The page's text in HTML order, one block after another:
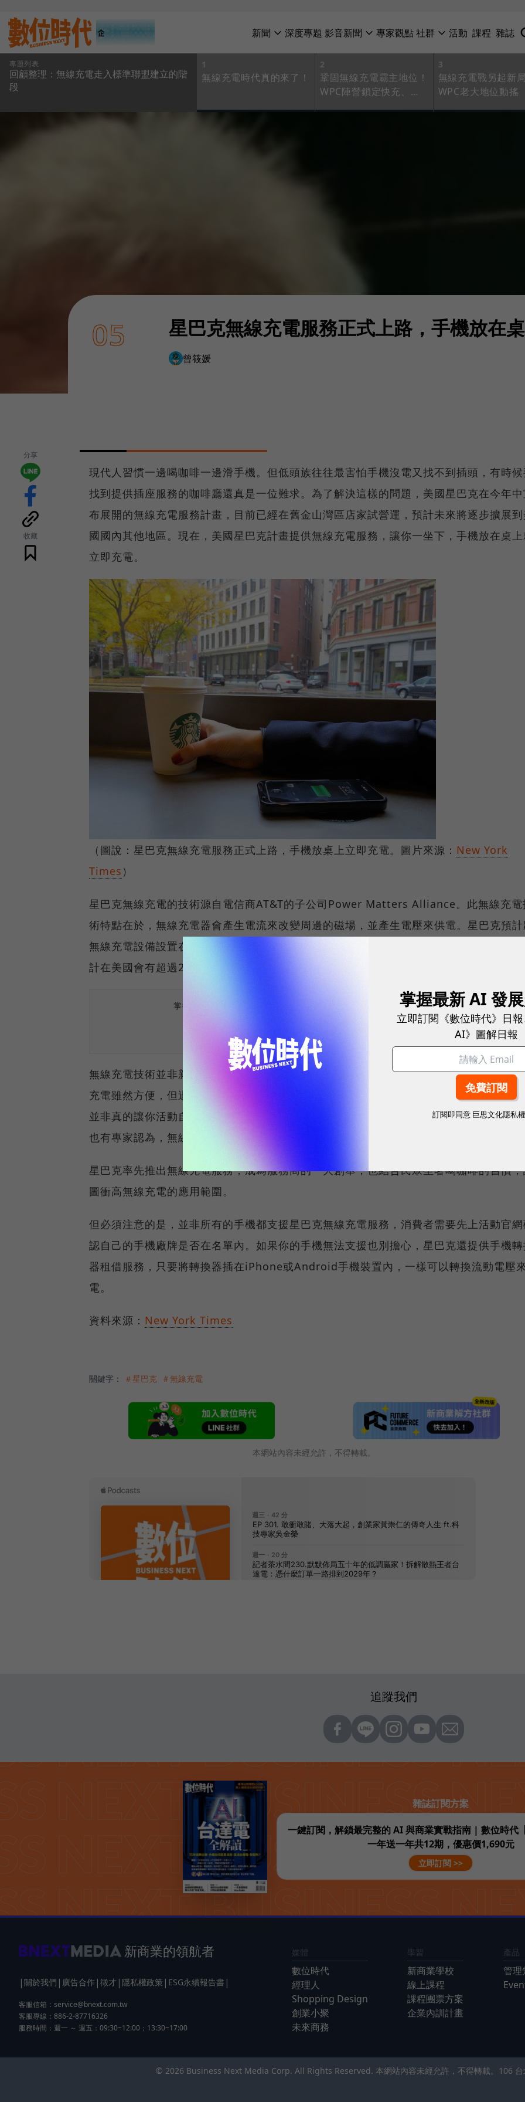
新聞 深度專題 影音新聞 專家觀點社群 活動 課程 雜誌
專題列表
回顧整理：無線充電走入標準聯盟建立的階
段
1
無線充電時代真的來了！
2
鞏固無線充電霸主地位！
WPC陣營鎖定快充、磁
3
無線充電戰另起新
WPC老大地位動搖
05 星巴克無線充電服務正式上路，手機放在
曾筱媛
分享
收藏
現代人習慣一邊喝咖啡一邊滑手機。但低頭族往往最害怕手機沒電又找不到插頭，有時
找到提供插座服務的咖啡廳還真是一位難求。為了解決這樣的問題，美國星巴克在今年
布展開的無線充電服務計畫，目前已經在舊金山灣區店家試營運，預計未來將逐步擴展
國國內其他地區。現在，美國星巴克計畫提供無線充電服務，讓你一坐下，手機放在桌
立即充電。
（圖說：星巴克無線充電服務正式上路，手機放桌上立即充電。圖片來源： New York
Times ）
星巴克無線充電的技術源自電信商AT&T的子公司Power Matters Alliance。此無線充電
術特點在於，無線充電器會產生電流來改變周邊的磁場，並產生電壓來供電。星巴克預
無線充電設備設置在桌面或吧臺上，讓使用者一坐下將手機放在桌面上就可以立即充電
計在美國會有超過200間營業據點提供此服務。
掌握最新AI、半導體、數位趨勢！訂閱《數位時代》日報及社群活動訊息
無線充電技術並非新技術，早已在市面上存在多年，但卻遲遲無法普及。原因可能在於
充電雖然方便，但過去它的充電速度慢，不比有線充電來的快速。此外，有些無線充電
並非真的讓你活動自如，你的裝置仍需要擺放在特定位置，才能夠接收無線充電電壓。
也有專家認為，無線充電成本高，難以普及。
星巴克率先推出無線充電服務，成為服務商的一大創舉，也結合民眾坐著喝咖啡的習慣
圖衝高無線充電的應用範圍。
但必須注意的是，並非所有的手機都支援星巴克無線充電服務，消費者需要先上活動官
認自己的手機廠牌是否在名單內。如果你的手機無法支援也別擔心，星巴克還提供手機
器租借服務，只要將轉換器插在iPhone或Android手機裝置內，一樣可以轉換流動電壓
電。
資料來源： New York Times
關鍵字： ＃星巴克 ＃無線充電
本網站內容未經允許，不得轉載。
追蹤我們
雜誌訂閱方案
一鍵訂閱，解鎖最完整的 AI 與商業實戰指南 | 數位時代
一年送一年共12期，優惠價1,690元
立即訂閱 >>
新商業的領航者
| 關於我們 | 廣告合作 | 徵才 | 隱私權政策 | ESG永續報告書 |
客服信箱： service@bnext.com.tw
客服專線：886-2-87716326
服務時間：週一 ～ 週五：09:30~12:00；13:30~17:00
媒體
數位時代
經理人
Shopping Design
創業小聚
未來商務
學習
新商業學校
線上課程
課程團票方案
企業內訓計畫
產品
管理
© 2026 Business Next Media Corp. All Rights Reserved. 本網站內容未經允許，不得轉載。 106
掌握最新 AI 發
立即訂閱《數位時代》日
AI》圖解日報
訂閱即同意 巨思文化隱私